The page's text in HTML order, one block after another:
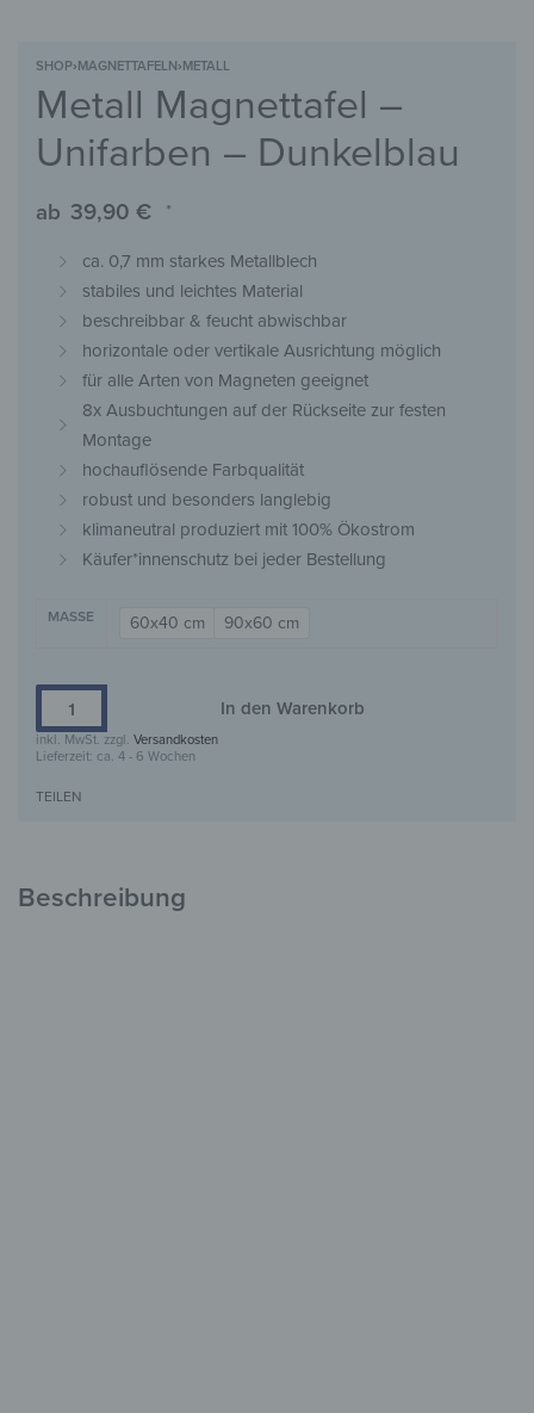
SHOP›MAGNETTAFELN›METALL
Metall Magnettafel –
Unifarben – Dunkelblau
ab 39,90 € *
ca. 0,7 mm starkes Metallblech
stabiles und leichtes Material
beschreibbar & feucht abwischbar
horizontale oder vertikale Ausrichtung möglich
für alle Arten von Magneten geeignet
8x Ausbuchtungen auf der Rückseite zur festen
Montage
hochauflösende Farbqualität
robust und besonders langlebig
klimaneutral produziert mit 100% Ökostrom
Käufer*innenschutz bei jeder Bestellung
MASSE 60x40 cm 90x60 cm
In den Warenkorb
inkl. MwSt. zzgl. Versandkosten
Lieferzeit: ca. 4 - 6 Wochen
TEILEN
Beschreibung